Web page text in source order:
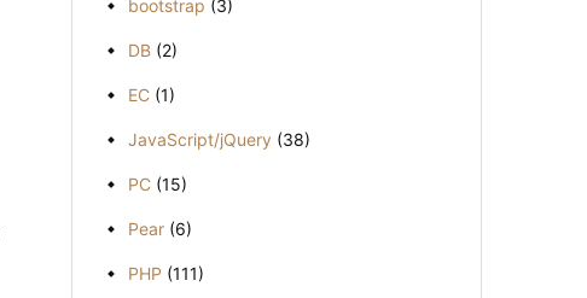
bootstrap (3)
DB (2)
EC (1)
JavaScript/jQuery (38)
PC (15)
Pear (6)
PHP (111)